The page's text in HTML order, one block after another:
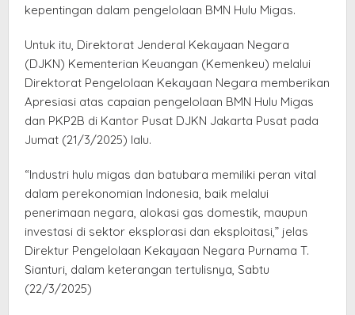
kepentingan dalam pengelolaan BMN Hulu Migas.
Untuk itu, Direktorat Jenderal Kekayaan Negara
(DJKN) Kementerian Keuangan (Kemenkeu) melalui
Direktorat Pengelolaan Kekayaan Negara memberikan
Apresiasi atas capaian pengelolaan BMN Hulu Migas
dan PKP2B di Kantor Pusat DJKN Jakarta Pusat pada
Jumat (21/3/2025) lalu.
“Industri hulu migas dan batubara memiliki peran vital
dalam perekonomian Indonesia, baik melalui
penerimaan negara, alokasi gas domestik, maupun
investasi di sektor eksplorasi dan eksploitasi,” jelas
Direktur Pengelolaan Kekayaan Negara Purnama T.
Sianturi, dalam keterangan tertulisnya, Sabtu
(22/3/2025)